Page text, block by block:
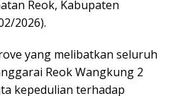
Reok, Kabupaten
2026).
yang melibatkan seluruh
Reok Wangkung 2
kepedulian terhadap